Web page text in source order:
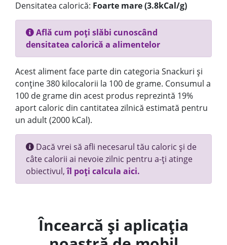
Densitatea calorică: Foarte mare (3.8kCal/g)
Află cum poți slăbi cunoscând
densitatea calorică a alimentelor
Acest aliment face parte din categoria Snackuri și
conține 380 kilocalorii la 100 de grame. Consumul a
100 de grame din acest produs reprezintă 19%
aport caloric din cantitatea zilnică estimată pentru
un adult (2000 kCal).
Dacă vrei să afli necesarul tău caloric și de
câte calorii ai nevoie zilnic pentru a-ți atinge
obiectivul,îl poți calcula aici.
Încearcă și aplicația